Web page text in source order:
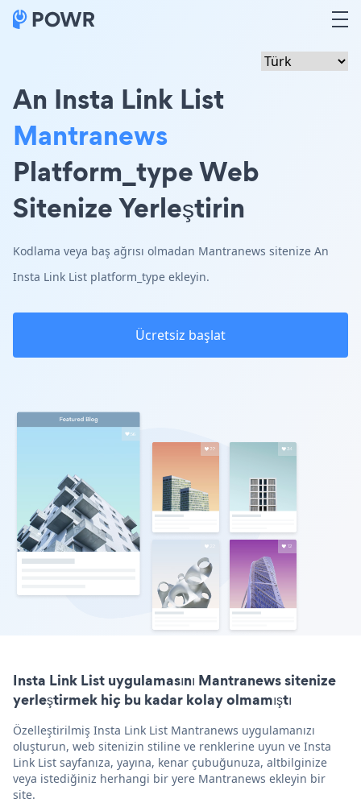
An Insta Link List
Mantranews
Platform_type Web
Sitenize Yerleştirin
Kodlama veya baş ağrısı olmadan Mantranews sitenize An
Insta Link List platform_type ekleyin.
Ücretsiz başlat
Insta Link List uygulamasını Mantranews sitenize
yerleştirmek hiç bu kadar kolay olmamıştı
Özelleştirilmiş Insta Link List Mantranews uygulamanızı
oluşturun, web sitenizin stiline ve renklerine uyun ve Insta
Link List sayfanıza, yayına, kenar çubuğunuza, altbilginize
veya istediğiniz herhangi bir yere Mantranews ekleyin bir
site.